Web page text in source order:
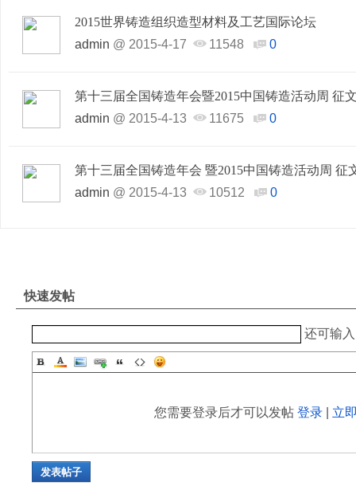
2015世界铸造组织造型材料及工艺国际论坛
admin @ 2015-4-17 11548 0
第十三届全国铸造年会暨2015中国铸造活动周 征
admin @ 2015-4-13 11675 0
第十三届全国铸造年会 暨2015中国铸造活动周 征
admin @ 2015-4-13 10512 0
快速发帖
还可输
您需要登录后才可以发帖 登录| 立
发表帖子